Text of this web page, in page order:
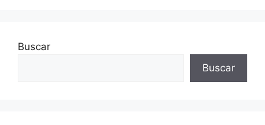
Buscar
Buscar